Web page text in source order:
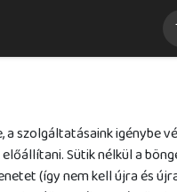
szolgáltatásaink igénybe
Sütik nélkül a
(így nem kell újra és